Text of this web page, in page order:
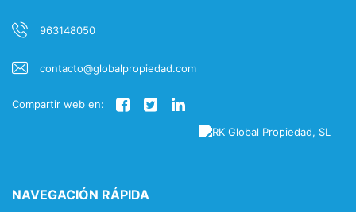
963148050
contacto@globalpropiedad.com
Compartir web en:
NAVEGACIÓN RÁPIDA